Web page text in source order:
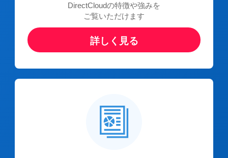
DirectCloudの特徴や強みを
ご覧いただけます
詳しく見る